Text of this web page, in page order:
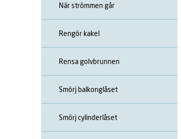
När strömmen går
Rengör kakel
Rensa golvbrunnen
Smörj balkonglåset
Smörj cylinderlåset